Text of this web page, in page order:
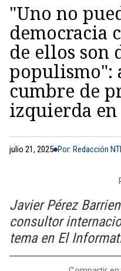
"Uno no
democracia
de ellos son
populismo":
cumbre de
izquierda
julio 21, 2025 Por: Redacción
Javier Pérez
consultor
tema en El